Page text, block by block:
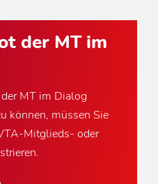
der MT im
MT im Dialog
können, müssen Sie
Mitglieds- oder